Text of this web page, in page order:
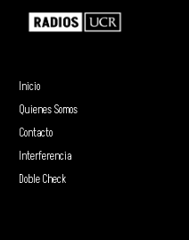
Inicio
Quienes Somos
Contacto
Interferencia
Doble Check